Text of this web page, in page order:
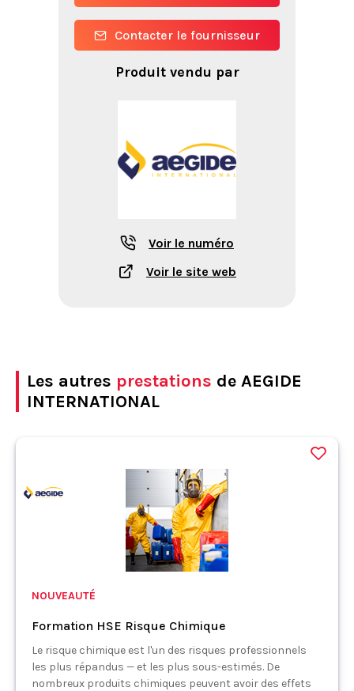
Contacter le fournisseur
Produit vendu par
Voir le numéro
Voir le site web
Les autres prestations de AEGIDE
INTERNATIONAL
NOUVEAUTÉ
Formation HSE Risque Chimique
Le risque chimique est l'un des risques professionnels
les plus répandus — et les plus sous-estimés. De
nombreux produits chimiques peuvent avoir des effets